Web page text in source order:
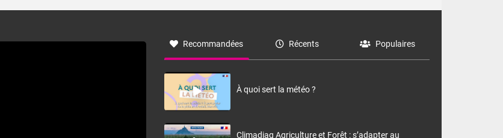
à nord-ouest, dans un secteur qui part du Roussillon à la
monts, en allusion aux régions montagneuses d’où
Recommandées Récents Populaires
À quoi sert la météo ?
Climadiag Agriculture et Forêt : s’adapter au